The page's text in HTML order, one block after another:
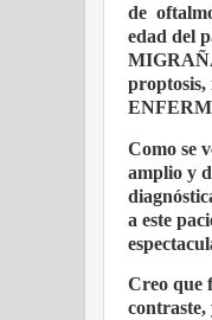
de
edad del
proptosis,
Como se
amplio y
a este
Creo que
contraste,